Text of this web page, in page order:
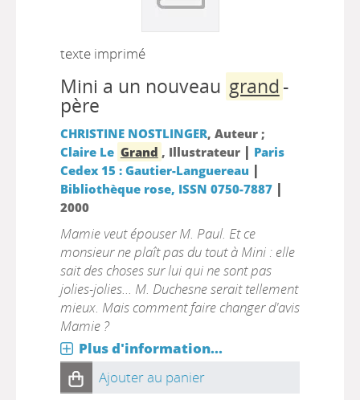
texte imprimé
Mini a un nouveau grand-
père
CHRISTINE NOSTLINGER, Auteur ;
Claire Le Grand , Illustrateur | Paris
Cedex 15 : Gautier-Languereau |
Bibliothèque rose, ISSN 0750-7887|
2000
Mamie veut épouser M. Paul. Et ce
monsieur ne plaît pas du tout à Mini : elle
sait des choses sur lui qui ne sont pas
jolies-jolies... M. Duchesne serait tellement
mieux. Mais comment faire changer d'avis
Mamie ?
Plus d'information...
Ajouter au panier